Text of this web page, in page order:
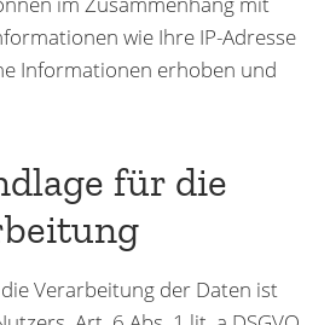
wie Ihre IP-Adresse
Informationen erhoben und
für die
Verarbeitung der Daten ist